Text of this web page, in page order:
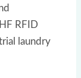
RFID
laundry